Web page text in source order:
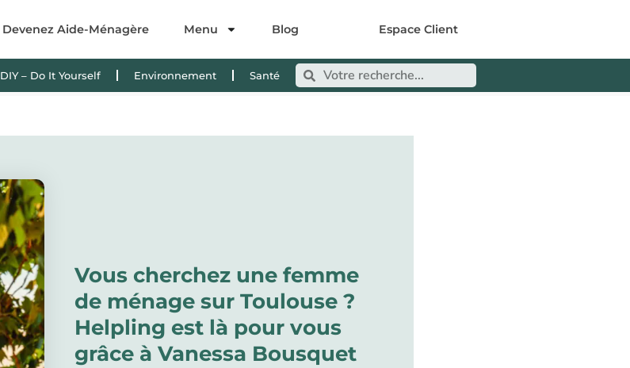
Devenez Aide-Ménagère Menu Blog Espace Client
DIY – Do It Yourself Environnement Santé
Vous cherchez une femme
de ménage sur Toulouse ?
Helpling est là pour vous
grâce à Vanessa Bousquet